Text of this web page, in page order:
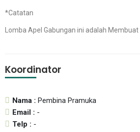
*Catatan
Lomba Apel Gabungan ini adalah
Koordinator
Nama : Pembina Pramuka
Email : -
Telp : -